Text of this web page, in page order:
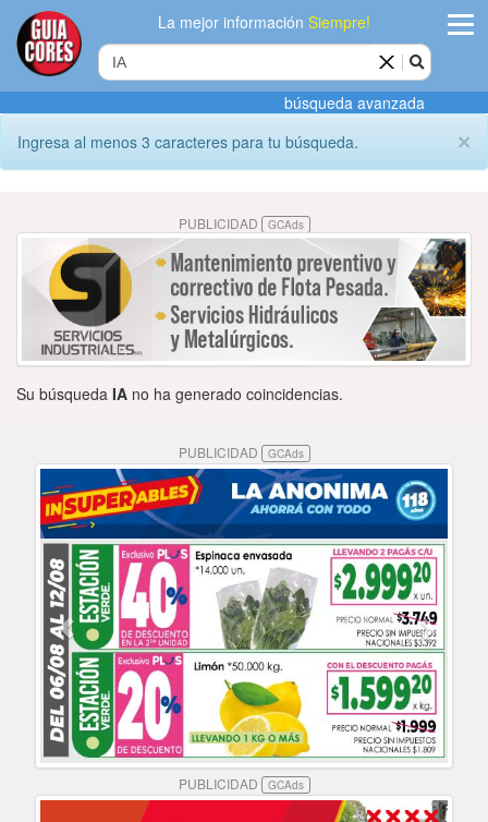
La mejor informaciónSiempre!
Agregar
empresa
datos
Publicidad
búsqueda avanzada
×
Ingresa al menos 3 caracteres para tu búsqueda.
PUBLICIDAD GCAds
Su búsqueda IA no ha generado coincidencias.
PUBLICIDAD GCAds
PUBLICIDAD GCAds